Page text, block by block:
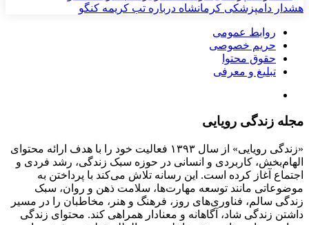
هشدار دامپزشکی کرمانشاه درباره تب کریمه کنگو
روابط عمومی
حریم خصوصی
حقوق محتوا
تبلیغ و معرفی
مجله زندگی رویایی
«زندگی رویایی» از سال ۱۳۹۳ فعالیت خود را با هدف ارائه محتوای
الهام‌بخش، کاربردی و انسانی در حوزه سبک زندگی، رشد فردی و
اجتماع آغاز کرده است. این رسانه تلاش می‌کند با پرداختن به
موضوعاتی مانند توسعه مهارت‌ها، سلامت ذهن و روان، سبک
زندگی سالم، فناوری‌های روز، فرهنگ و هنر، مخاطبان را در مسیر
داشتن زندگی شاد، آگاهانه و معنادار همراهی کند. محتوای زندگی